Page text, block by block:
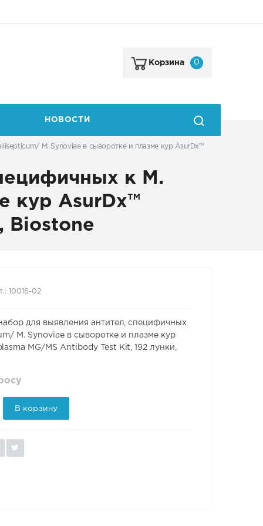
Корзина 0
НОВОСТИ
M. Synoviae в сыворотке и плазме кур AsurDx™
к M.
кур AsurDx™
Biostone
10016-02
для выявления антител, специфичных
M. Synoviae в сыворотке и плазме кур
MG/MS Antibody Test Kit, 192 лунки,
В корзину